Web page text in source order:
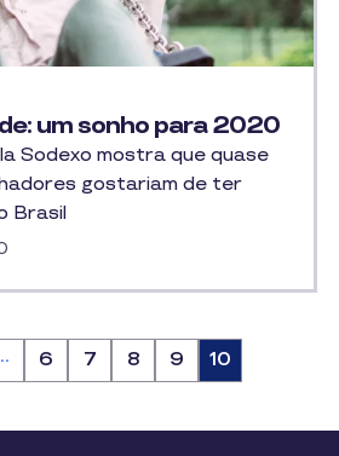
um sonho para 2020
Sodexo mostra que quase
gostariam de ter
Brasil
Página
6 Página
7 Página
8 Página
9 Página
10